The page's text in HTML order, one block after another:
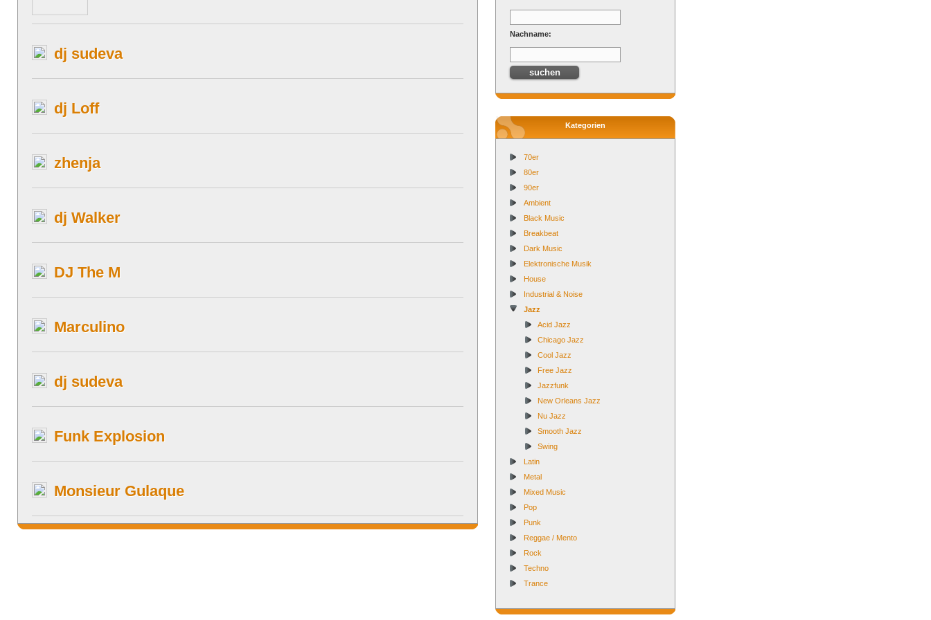
dj sudeva
dj Loff
zhenja
dj Walker
DJ The M
Marculino
dj sudeva
Funk Explosion
Monsieur Gulaque
Nachname:
Kategorien
70er
80er
90er
Ambient
Black Music
Breakbeat
Dark Music
Elektronische Musik
House
Industrial & Noise
Jazz
Acid Jazz
Chicago Jazz
Cool Jazz
Free Jazz
Jazzfunk
New Orleans Jazz
Nu Jazz
Smooth Jazz
Swing
Latin
Metal
Mixed Music
Pop
Punk
Reggae / Mento
Rock
Techno
Trance